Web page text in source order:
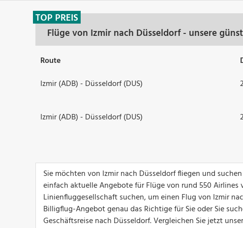
Flüge von Izmir nach Düsseldorf - unsere
TOP PREIS
Route
Izmir (ADB) - Düsseldorf (DUS)
Izmir (ADB) - Düsseldorf (DUS)
Sie möchten von Izmir nach Düsseldorf fliegen und
einfach aktuelle Angebote für Flüge von rund 550 Airlines
Linienfluggesellschaft suchen, um einen Flug von Izmir
Billigflug-Angebot genau das Richtige für Sie oder Sie
Geschäftsreise nach Düsseldorf. Vergleichen Sie jetzt